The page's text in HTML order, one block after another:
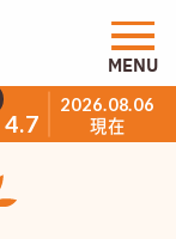
4.7
2026.08.06
現在
MENU